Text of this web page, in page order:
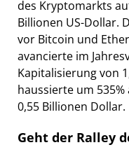
des Kryptomarkts
Billionen US-Dollar.
vor Bitcoin und
avancierte im
Kapitalisierung von
haussierte um
0,55 Billionen Dollar.
Geht der Ralley